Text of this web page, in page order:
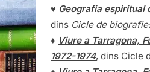
♥ Geografia espiritual
dins Cicle de
♦ Viure a Tarragona,
1972-1974, dins Cicle